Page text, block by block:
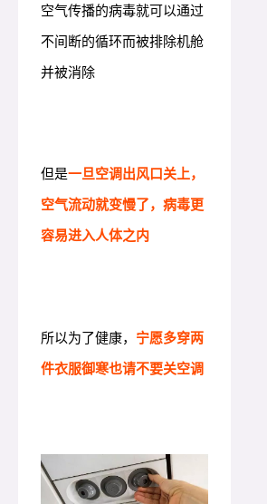
空气传播的病毒就可以通过
不间断的循环而被排除机舱
并被消除
但是一旦空调出风口关上，
空气流动就变慢了，病毒更
容易进入人体之内
所以为了健康， 宁愿多穿两
件衣服御寒也请不要关空调